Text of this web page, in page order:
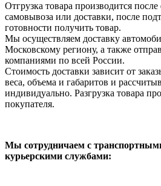
Отгрузка товара производится
самовывоза или доставки, после
готовности получить товар.
Мы осуществляем доставку
Московскому региону, а также
компаниями по всей России.
Стоимость доставки зависит от
веса, объема и габаритов и
индивидуально. Разгрузка товара
покупателя.
Мы сотрудничаем с
курьерскими службами: